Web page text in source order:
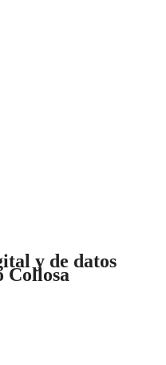
y de datos
Collosa